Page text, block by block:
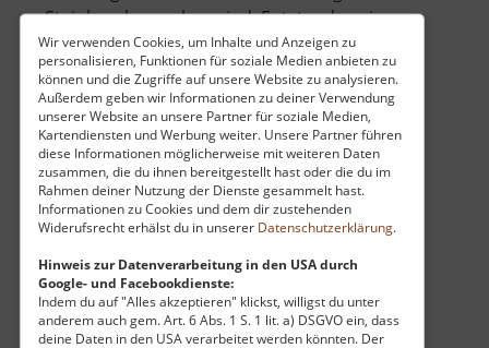
Wir verwenden Cookies, um Inhalte und Anzeigen zu
personalisieren, Funktionen für soziale Medien anbieten zu
können und die Zugriffe auf unsere Website zu analysieren.
Außerdem geben wir Informationen zu deiner Verwendung
unserer Website an unsere Partner für soziale Medien,
Kartendiensten und Werbung weiter. Unsere Partner führen
diese Informationen möglicherweise mit weiteren Daten
zusammen, die du ihnen bereitgestellt hast oder die du im
Rahmen deiner Nutzung der Dienste gesammelt hast.
Informationen zu Cookies und dem dir zustehenden
Widerufsrecht erhälst du in unserer Datenschutzerklärung.
Hinweis zur Datenverarbeitung in den USA durch
Google- und Facebookdienste:
Indem du auf "Alles akzeptieren" klickst, willigst du unter
anderem auch gem. Art. 6 Abs. 1 S. 1 lit. a) DSGVO ein, dass
deine Daten in den USA verarbeitet werden könnten. Der
Steinbruch zu sehen sind. Entstanden sin.. »
weiterlesenüber
Pöhlberg
Steinpyramide
Kretscham-Rothensehma / Mittleres Erzgebirge
aktuell vom 23.07.2024 / Zugriffe: 37305
16 km vom aktuellen Standort